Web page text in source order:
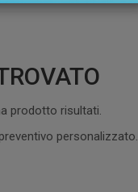
prodotto risultati.
personalizzato.